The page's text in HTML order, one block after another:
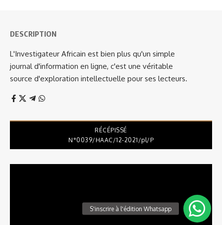
DESCRIPTION
L'Investigateur Africain est bien plus qu'un simple
journal d'information en ligne, c'est une véritable
source d'exploration intellectuelle pour ses lecteurs.
RÉCÉPISSÉ
N°0039/HAAC/12-2021/pl/P